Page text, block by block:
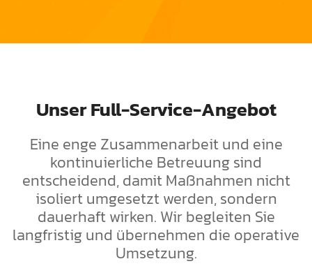
Unser Full-Service-Angebot
Eine enge Zusammenarbeit und eine
kontinuierliche Betreuung sind
entscheidend, damit Maßnahmen nicht
isoliert umgesetzt werden, sondern
dauerhaft wirken. Wir begleiten Sie
langfristig und übernehmen die operative
Umsetzung.